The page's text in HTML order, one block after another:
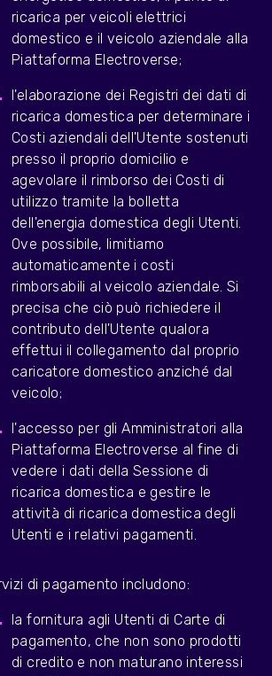
ricarica per veicoli elettrici
domestico e il veicolo aziendale alla
Piattaforma Electroverse;
l'elaborazione dei Registri dei dati di
ricarica domestica per determinare i
Costi aziendali dell'Utente sostenuti
presso il proprio domicilio e
agevolare il rimborso dei Costi di
utilizzo tramite la bolletta
dell'energia domestica degli Utenti.
Ove possibile, limitiamo
automaticamente i costi
rimborsabili al veicolo aziendale. Si
precisa che ciò può richiedere il
contributo dell'Utente qualora
effettui il collegamento dal proprio
caricatore domestico anziché dal
veicolo;
l'accesso per gli Amministratori alla
Piattaforma Electroverse al fine di
vedere i dati della Sessione di
ricarica domestica e gestire le
attività di ricarica domestica degli
Utenti e i relativi pagamenti.
di pagamento includono:
la fornitura agli Utenti di Carte di
pagamento, che non sono prodotti
di credito e non maturano interessi